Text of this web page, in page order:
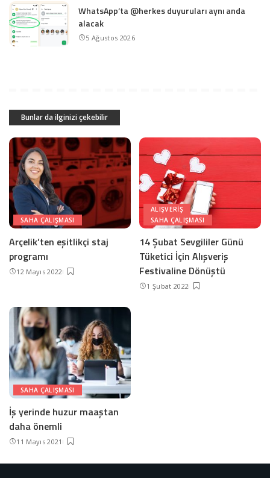
WhatsApp’ta @herkes duyuruları aynı anda
alacak
5 Ağustos 2026
Bunlar da ilginizi çekebilir
SAHA ÇALIŞMASI
Arçelik’ten eşitlikçi staj
programı
12 Mayıs 2022
ALIŞVERIŞ
SAHA ÇALIŞMASI
14 Şubat Sevgililer Günü
Tüketici İçin Alışveriş
Festivaline Dönüştü
1 Şubat 2022
SAHA ÇALIŞMASI
İş yerinde huzur maaştan
daha önemli
11 Mayıs 2021